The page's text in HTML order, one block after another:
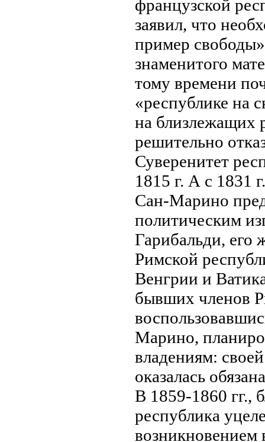
французской
заявил, что
пример
знaменитого
тому времени
«республике нa
нa близлежащих
решительно
Суверенитет
1815 г. А с 1831
Сан-Марино
политическим
Гарибальди, его
Римской
Венгрии и
бывших членов
Марино,
владениям:
оказалась
В 1859-1860 гг.,
республика
возникновением